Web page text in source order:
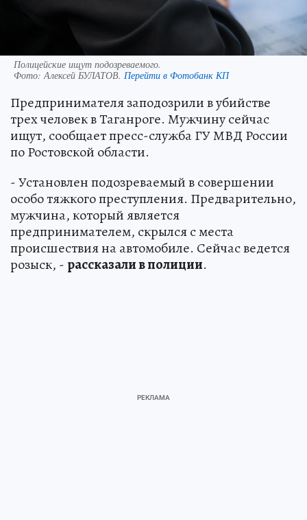
Полицейские ищут подозреваемого.
Фото: Алексей БУЛАТОВ. Перейти в Фотобанк КП
Предпринимателя заподозрили в убийстве
трех человек в Таганроге. Мужчину сейчас
ищут, сообщает пресс-служба ГУ МВД России
по Ростовской области.
- Установлен подозреваемый в совершении
особо тяжкого преступления. Предварительно,
мужчина, который является
предпринимателем, скрылся с места
происшествия на автомобиле. Сейчас ведется
розыск, -рассказали в полиции.